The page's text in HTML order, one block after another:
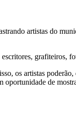
artistas do
grafiteiros,
os artistas
de